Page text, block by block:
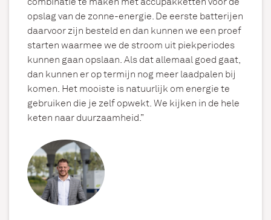
opslag van de zonne-energie. De eerste batterijen
daarvoor zijn besteld en dan kunnen we een proef
starten waarmee we de stroom uit piekperiodes
kunnen gaan opslaan. Als dat allemaal goed gaat,
dan kunnen er op termijn nog meer laadpalen bij
komen. Het mooiste is natuurlijk om energie te
gebruiken die je zelf opwekt. We kijken in de hele
keten naar duurzaamheid.”